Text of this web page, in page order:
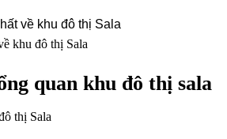
khu đô thị Sala
quan khu đô thị sala
thị Sala